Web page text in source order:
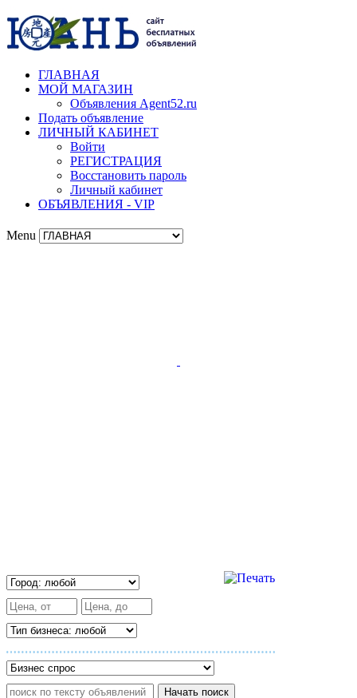
ГЛАВНАЯ
МОЙ МАГАЗИН
Объявления Agent52.ru
Подать объявление
ЛИЧНЫЙ КАБИНЕТ
Войти
РЕГИСТРАЦИЯ
Восстановить пароль
Личный кабинет
ОБЪЯВЛЕНИЯ - VIP
Menu